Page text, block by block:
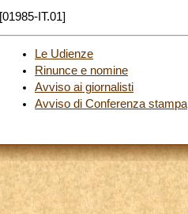
[01985-IT.01]
Le Udienze
Rinunce e nomine
Avviso ai giornalisti
Avviso di Conferenza stampa